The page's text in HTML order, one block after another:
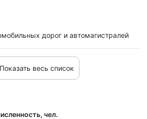
дорог и автомагистралей
Показать весь список
чел.